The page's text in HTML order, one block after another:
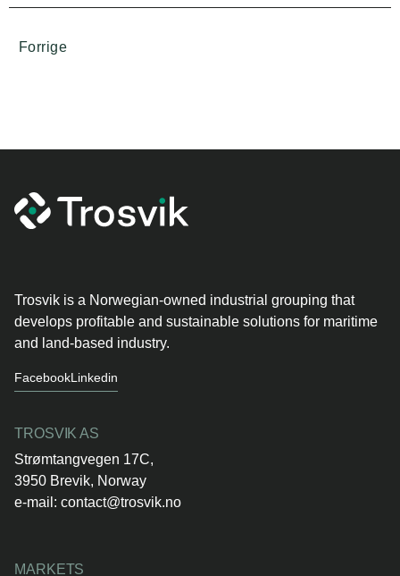
Forrige
Trosvik is a Norwegian-owned industrial grouping that
develops profitable and sustainable solutions for maritime
and land-based industry.
FacebookLinkedin
TROSVIK AS
Strømtangvegen 17C,
3950 Brevik, Norway
e-mail: contact@trosvik.no
MARKETS